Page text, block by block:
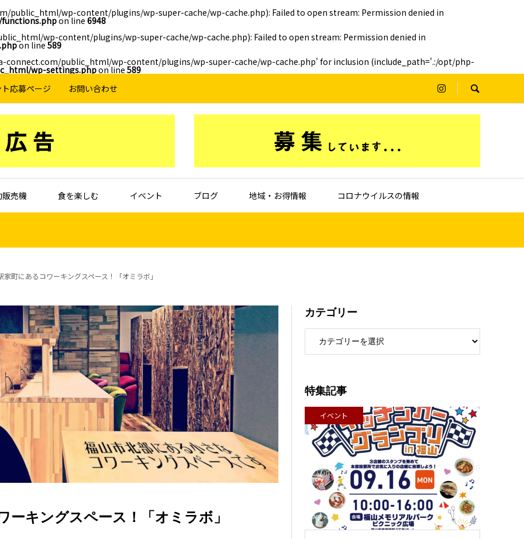
public_html/wp-content/plugins/wp-super-cache/wp-cache.php): Failed to open stream: Permission denied in
on line 6948
wp-content/plugins/wp-super-cache/wp-cache.php): Failed to open stream: Permission denied in
on line 589
connect.com/public_html/wp-content/plugins/wp-super-cache/wp-cache.php' for inclusion (include_path='.:/opt/php-
wp-settings.phpon line 589
応募ページ
お問い合わせ
売機 食を楽しむ イベント ブログ 地域・お得情報 コロナウイルスの情報
町にあるコワーキングスペース！「オミラボ」
キングスペース！「オミラボ」
カテゴリー
特集記事
イベント